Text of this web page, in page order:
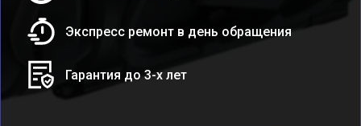
Экспресс ремонт в день обращения
Гарантия до 3-х лет